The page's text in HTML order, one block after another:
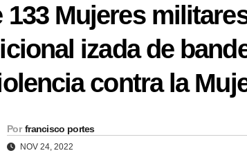
133 Mujeres
izada de
contra la
Por francisco portes
NOV 24, 2022